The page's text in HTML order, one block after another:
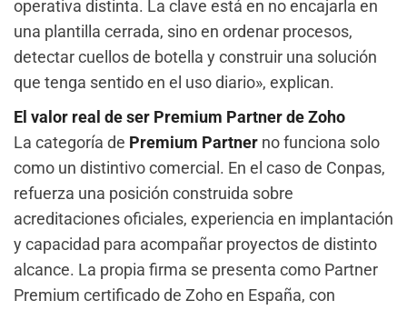
operativa distinta. La clave está en no encajarla en
una plantilla cerrada, sino en ordenar procesos,
detectar cuellos de botella y construir una solución
que tenga sentido en el uso diario», explican.
El valor real de ser Premium Partner de Zoho
La categoría de Premium Partner no funciona solo
como un distintivo comercial. En el caso de Conpas,
refuerza una posición construida sobre
acreditaciones oficiales, experiencia en implantación
y capacidad para acompañar proyectos de distinto
alcance. La propia firma se presenta como Partner
Premium certificado de Zoho en España, con